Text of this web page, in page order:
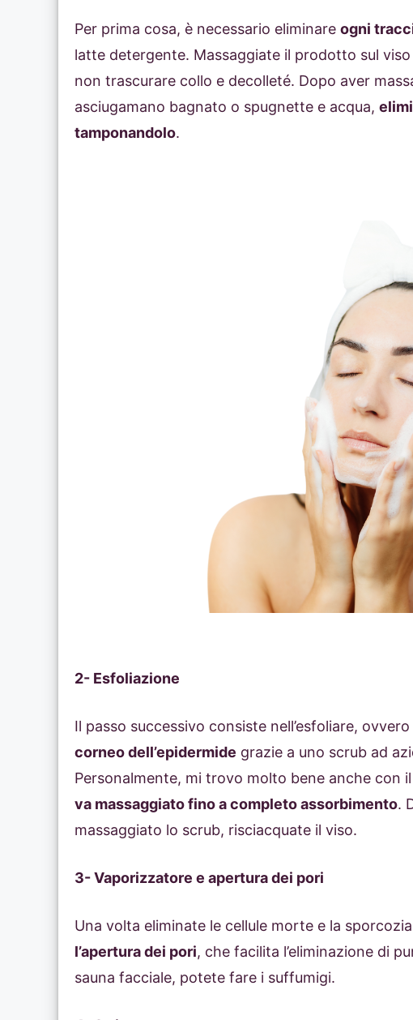
Per prima cosa, è necessario eliminare ogni
latte detergente. Massaggiate il prodotto sul
non trascurare collo e decolleté. Dopo aver
asciugamano bagnato o spugnette e acqua,
tamponandolo.
2- Esfoliazione
Il passo successivo consiste nell’esfoliare, ovvero
corneo dell’epidermide grazie a uno scrub ad
Personalmente, mi trovo molto bene anche con
va massaggiato fino a completo assorbimento.
massaggiato lo scrub, risciacquate il viso.
3- Vaporizzatore e apertura dei pori
Una volta eliminate le cellule morte e la
l’apertura dei pori, che facilita l’eliminazione di
sauna facciale, potete fare i suffumigi.